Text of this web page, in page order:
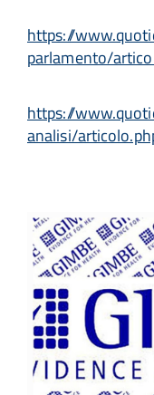
https://
parlamento/
https://
analisi/